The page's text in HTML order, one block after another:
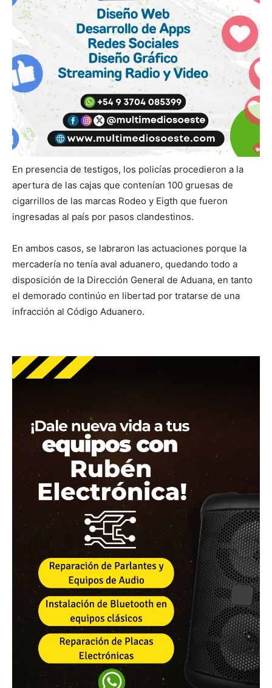
En presencia de testigos, los policías procedieron a la
apertura de las cajas que contenían 100 gruesas de
cigarrillos de las marcas Rodeo y Eigth que fueron
ingresadas al país por pasos clandestinos.
En ambos casos, se labraron las actuaciones porque la
mercadería no tenía aval aduanero, quedando todo a
disposición de la Dirección General de Aduana, en tanto
el demorado continúo en libertad por tratarse de una
infracción al Código Aduanero.